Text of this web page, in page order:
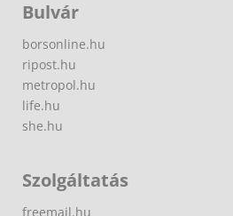
Bulvár
borsonline.hu
ripost.hu
metropol.hu
life.hu
she.hu
Szolgáltatás
freemail.hu